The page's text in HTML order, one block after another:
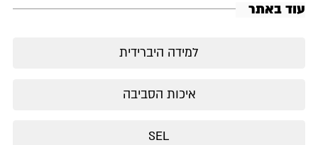
עוד באתר
למידה היברידית
איכות הסביבה
SEL